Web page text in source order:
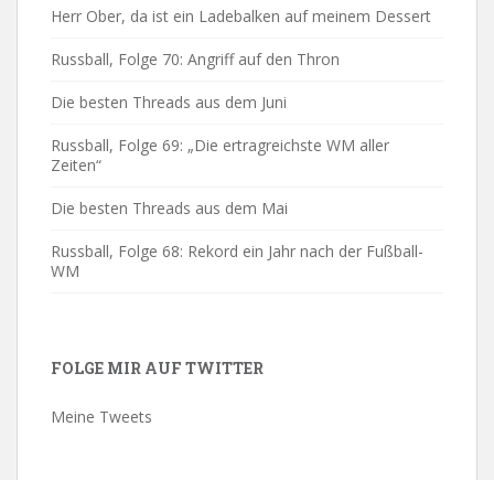
Herr Ober, da ist ein Ladebalken auf meinem Dessert
Russball, Folge 70: Angriff auf den Thron
Die besten Threads aus dem Juni
Russball, Folge 69: „Die ertragreichste WM aller
Zeiten“
Die besten Threads aus dem Mai
Russball, Folge 68: Rekord ein Jahr nach der Fußball-
WM
FOLGE MIR AUF TWITTER
Meine Tweets